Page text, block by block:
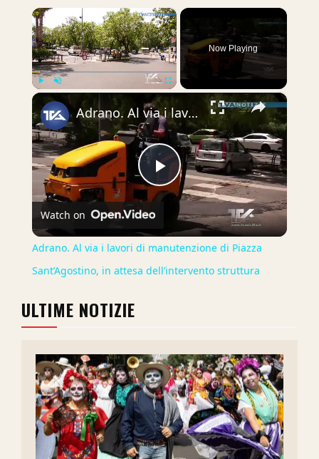
×
Unmute
Now Playing
×
Play
Video
Adrano. Al via i lavori di manutenzione di Piazza Sant’Agostino, in attesa dell’intervento struttura
Watch on
Adrano. Al via i lavori di manutenzione di Piazza
Sant’Agostino, in attesa dell’intervento struttura
ULTIME NOTIZIE